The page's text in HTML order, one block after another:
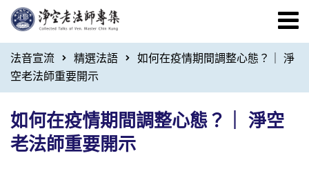
法音宣流 精選法語
如何在疫情期間調整心態？｜ 淨
空老法師重要開示
如何在疫情期間調整心態？｜ 淨空
老法師重要開示